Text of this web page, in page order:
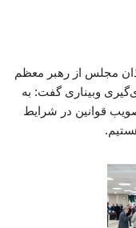
مجلس از رهبر معظم
وبیناری گفت: به
قوانین در شرایط